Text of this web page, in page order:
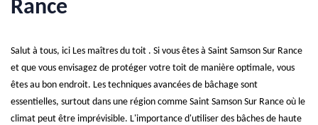
Rance
Salut à tous, ici Les maîtres du toit . Si vous êtes à Saint Samson Sur Rance
et que vous envisagez de protéger votre toit de manière optimale, vous
êtes au bon endroit. Les techniques avancées de bâchage sont
essentielles, surtout dans une région comme Saint Samson Sur Rance où le
climat peut être imprévisible. L'importance d'utiliser des bâches de haute